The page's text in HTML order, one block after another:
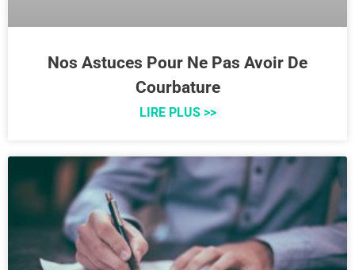
Nos Astuces Pour Ne Pas Avoir De
Courbature
LIRE PLUS >>